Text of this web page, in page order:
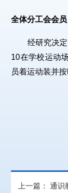
全体分工会会员
经研究决
10在学校运动
员着运动装并
通识
上一篇： 通识